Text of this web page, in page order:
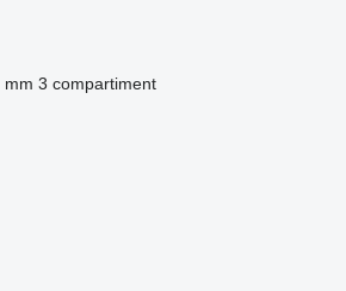
mm 3 compartiment